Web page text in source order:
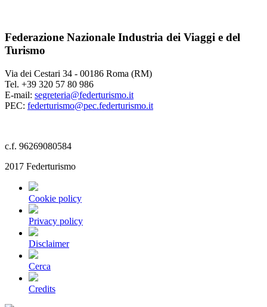
Federazione Nazionale Industria dei Viaggi e del
Turismo
Via dei Cestari 34 - 00186 Roma (RM)
Tel. +39 320 57 80 986
E-mail: segreteria@federturismo.it
PEC: federturismo@pec.federturismo.it
c.f. 96269080584
2017 Federturismo
Cookie policy
Privacy policy
Disclaimer
Cerca
Credits